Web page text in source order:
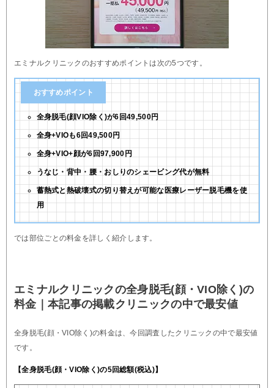
エミナルクリニックのおすすめポイントは次の5つです。
おすすめポイント
全身脱毛(顔VIO除く)が6回49,500円
全身+VIOも6回49,500円
全身+VIO+顔が6回97,900円
うなじ・背中・腰・おしりのシェービング代が無料
蓄熱式と熱破壊式の切り替えが可能な医療レーザー脱毛機を使
用
では部位ごとの料金を詳しく紹介します。
エミナルクリニックの全身脱毛(顔・VIO除く)の
料金｜本記事の掲載クリニックの中で最安値
全身脱毛(顔・VIO除く)の料金は、今回調査したクリニックの中で最安値
です。
【全身脱毛(顔・VIO除く)の5回総額(税込)】